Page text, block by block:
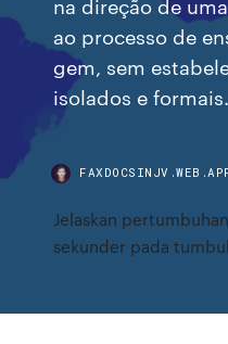
ao processo de
gem, sem
isolados e formais.
Jelaskan
sekunder pada